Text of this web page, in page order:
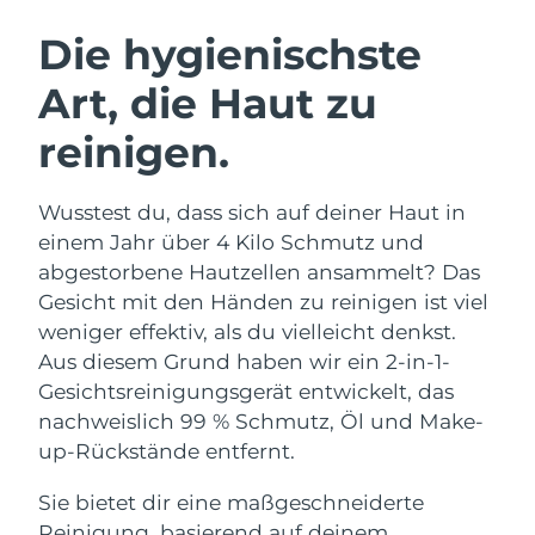
Die hygienischste
Art, die Haut zu
reinigen.
Wusstest du, dass sich auf deiner Haut in
einem Jahr über 4 Kilo Schmutz und
abgestorbene Hautzellen ansammelt? Das
Gesicht mit den Händen zu reinigen ist viel
weniger effektiv, als du vielleicht denkst.
Aus diesem Grund haben wir ein 2-in-1-
Gesichtsreinigungsgerät entwickelt, das
nachweislich 99 % Schmutz, Öl und Make-
up-Rückstände entfernt.
Sie bietet dir eine maßgeschneiderte
Gesichtsreinigung
Anti-aging massage
LUNA™ 4 Plus
Massage, LED heating
LUNA™ 4 Men
For men, anti-aging massage
Microcurrent toning
BEAR™ 2 go
Microcurrent toning on-the-go
BEAR™ 2 eyes & lips
Microcurrent line smoothing device
Hydratisierung
UFO™ 3 Set
Deep facial hydration
UFO™ 3 LED
device
Mundpflege
issa™ 4
Hybrid silicone sonic toothbrush
issa™ 4 plus
FAQ™ ANTI-AGING-BEHANDLUNG
Anti-aging LED-Behandlungen
NEW
Österreich Erwartete Lieferung
Bahrain Erwartete Lieferung
Belgien
Bermuda Erwartete Lieferung
Bosnien und
Herzegowina
Erwartete Lieferung8/13/26
Brunei Darussalam Erwartete Lieferung8/15/26
Bulgarien Erwartete Lieferung8/10/26